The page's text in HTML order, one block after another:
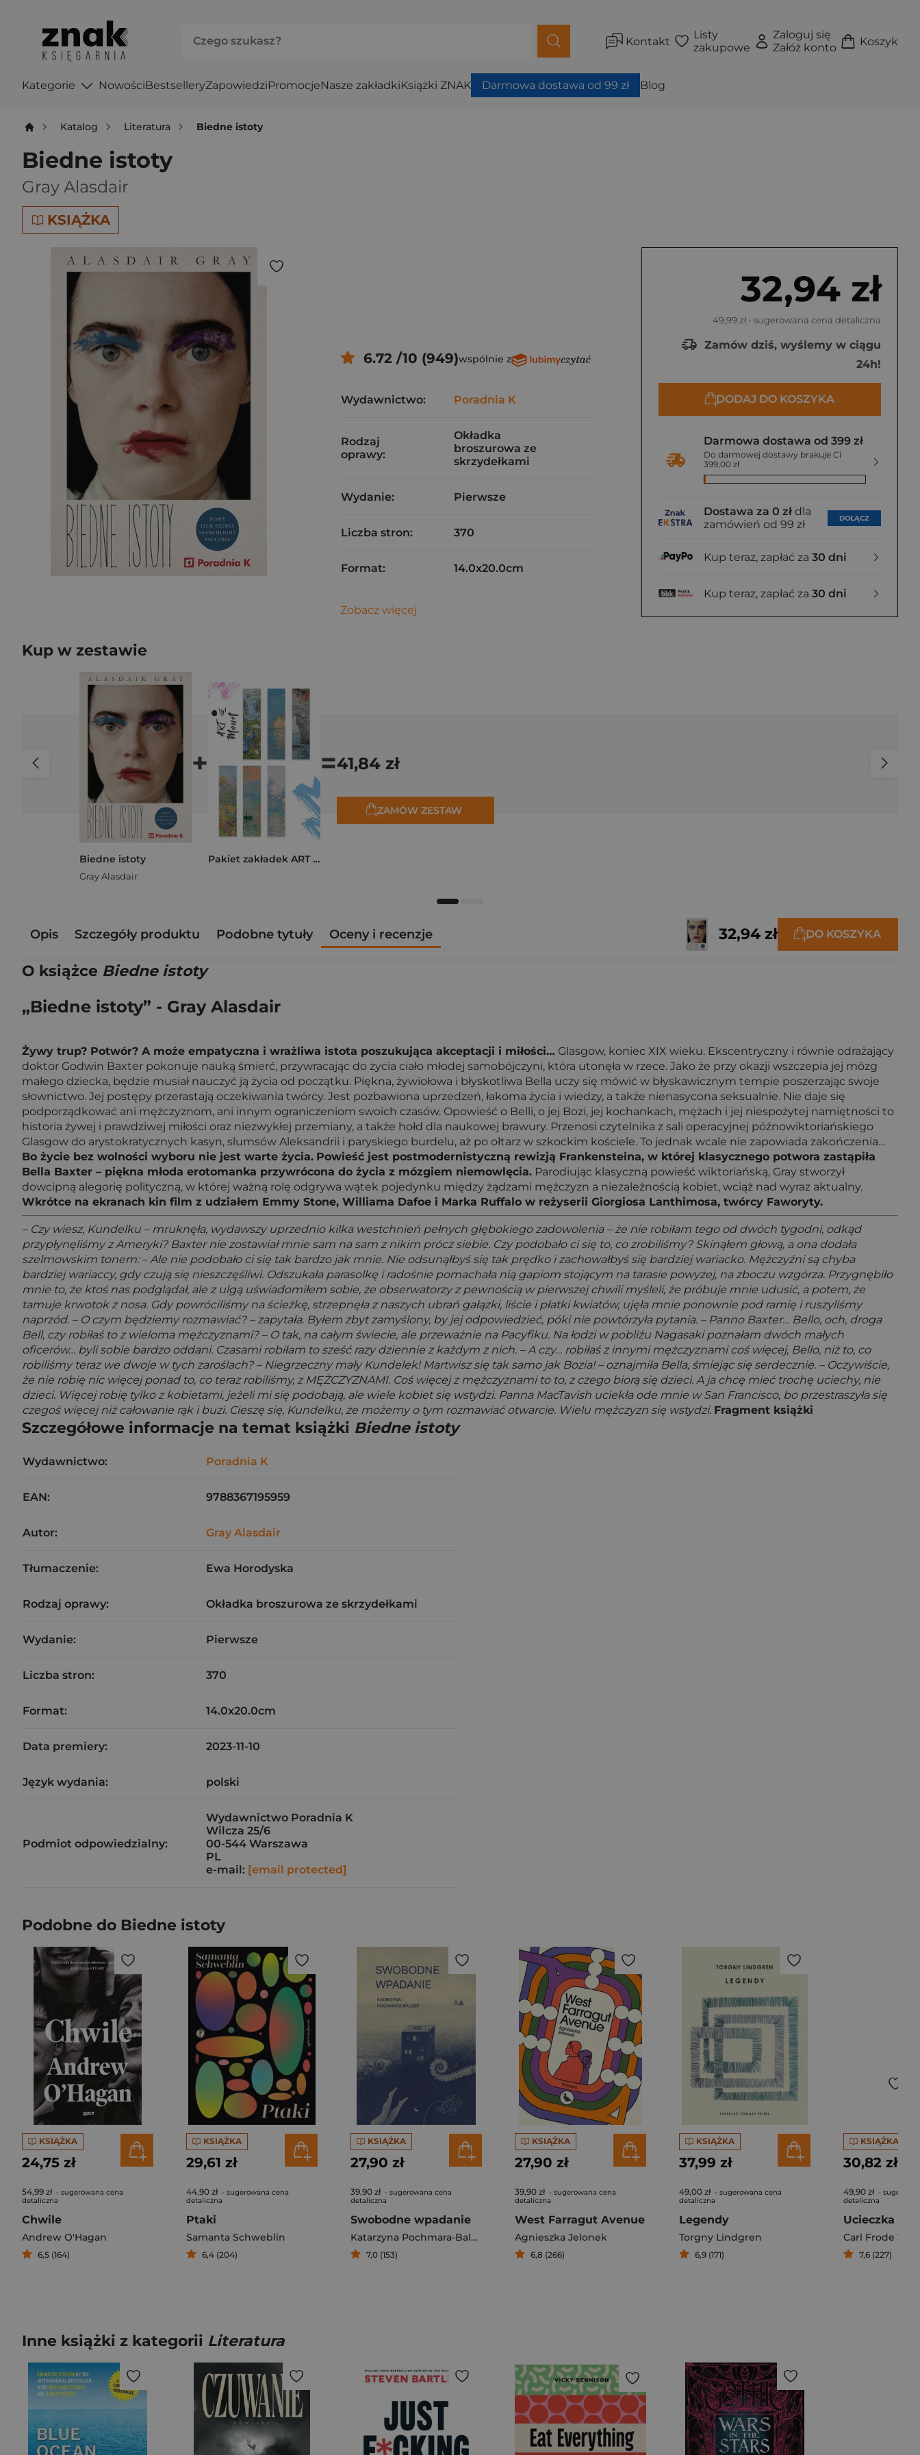
Kontakt
Listy
zakupowe
Zaloguj się
Załóż konto
Koszyk
Kategorie NowościBestselleryZapowiedziPromocjeNasze zakładkiKsiążki ZNAK Darmowa dostawa od 99 zł Blog
Katalog Literatura Biedne istoty
Biedne istoty
Gray Alasdair
KSIĄŻKA
32,94 zł
49,99 zł - sugerowana cena detaliczna
Zamów dziś, wyślemy w ciągu
24h!
DODAJ DO KOSZYKA
Darmowa dostawa od 399 zł
Do darmowej dostawy brakuje Ci
399,00 zł
Dostawa za 0 zł dla
zamówień od 99 zł
DOŁĄCZ
Kup teraz, zapłać za 30 dni
Kup teraz, zapłać za 30 dni
6.72 /10 (949)wspólnie z
Wydawnictwo: Poradnia K
Rodzaj
oprawy:
Okładka
broszurowa ze
skrzydełkami
Wydanie: Pierwsze
Liczba stron: 370
Format: 14.0x20.0cm
Zobacz więcej
Kup w zestawie
Biedne istoty
Gray Alasdair
+
Pakiet zakładek ART Monet
=41,84 zł
ZAMÓW ZESTAW
Opis Szczegóły produktu Podobne tytuły Oceny i recenzje 32,94 zł DO KOSZYKA
O książce Biedne istoty
„Biedne istoty” - Gray Alasdair
Żywy trup? Potwór? A może empatyczna i wrażliwa istota poszukująca akceptacji i miłości… Glasgow, koniec XIX wieku. Ekscentryczny i równie odrażający
doktor Godwin Baxter pokonuje nauką śmierć, przywracając do życia ciało młodej samobójczyni, która utonęła w rzece. Jako że przy okazji wszczepia jej mózg
małego dziecka, będzie musiał nauczyć ją życia od początku. Piękna, żywiołowa i błyskotliwa Bella uczy się mówić w błyskawicznym tempie poszerzając swoje
słownictwo. Jej postępy przerastają oczekiwania twórcy. Jest pozbawiona uprzedzeń, łakoma życia i wiedzy, a także nienasycona seksualnie. Nie daje się
podporządkować ani mężczyznom, ani innym ograniczeniom swoich czasów. Opowieść o Belli, o jej Bozi, jej kochankach, mężach i jej niespożytej namiętności to
historia żywej i prawdziwej miłości oraz niezwykłej przemiany, a także hołd dla naukowej brawury. Przenosi czytelnika z sali operacyjnej późnowiktoriańskiego
Glasgow do arystokratycznych kasyn, slumsów Aleksandrii i paryskiego burdelu, aż po ołtarz w szkockim kościele. To jednak wcale nie zapowiada zakończenia…
Bo życie bez wolności wyboru nie jest warte życia. Powieść jest postmodernistyczną rewizją Frankensteina, w której klasycznego potwora zastąpiła
Bella Baxter – piękna młoda erotomanka przywrócona do życia z mózgiem niemowlęcia. Parodiując klasyczną powieść wiktoriańską, Gray stworzył
dowcipną alegorię polityczną, w której ważną rolę odgrywa wątek pojedynku między żądzami mężczyzn a niezależnością kobiet, wciąż nad wyraz aktualny.
Wkrótce na ekranach kin film z udziałem Emmy Stone, Williama Dafoe i Marka Ruffalo w reżyserii Giorgiosa Lanthimosa, twórcy Faworyty.
– Czy wiesz, Kundelku – mruknęła, wydawszy uprzednio kilka westchnień pełnych głębokiego zadowolenia – że nie robiłam tego od dwóch tygodni, odkąd
przypłynęliśmy z Ameryki? Baxter nie zostawiał mnie sam na sam z nikim prócz siebie. Czy podobało ci się to, co zrobiliśmy? Skinąłem głową, a ona dodała
szelmowskim tonem: – Ale nie podobało ci się tak bardzo jak mnie. Nie odsunąłbyś się tak prędko i zachowałbyś się bardziej wariacko. Mężczyźni są chyba
bardziej wariaccy, gdy czują się nieszczęśliwi. Odszukała parasolkę i radośnie pomachała nią gapiom stojącym na tarasie powyżej, na zboczu wzgórza. Przygnębiło
mnie to, że ktoś nas podglądał, ale z ulgą uświadomiłem sobie, że obserwatorzy z pewnością w pierwszej chwili myśleli, że próbuje mnie udusić, a potem, że
tamuje krwotok z nosa. Gdy powróciliśmy na ścieżkę, strzepnęła z naszych ubrań gałązki, liście i płatki kwiatów, ujęła mnie ponownie pod ramię i ruszyliśmy
naprzód. – O czym będziemy rozmawiać? – zapytała. Byłem zbyt zamyślony, by jej odpowiedzieć, póki nie powtórzyła pytania. – Panno Baxter… Bello, och, droga
Bell, czy robiłaś to z wieloma mężczyznami? – O tak, na całym świecie, ale przeważnie na Pacyfiku. Na łodzi w pobliżu Nagasaki poznałam dwóch małych
oficerów… byli sobie bardzo oddani. Czasami robiłam to sześć razy dziennie z każdym z nich. – A czy… robiłaś z innymi mężczyznami coś więcej, Bello, niż to, co
robiliśmy teraz we dwoje w tych zaroślach? – Niegrzeczny mały Kundelek! Martwisz się tak samo jak Bozia! – oznajmiła Bella, śmiejąc się serdecznie. – Oczywiście,
że nie robię nic więcej ponad to, co teraz robiliśmy, z MĘŻCZYZNAMI. Coś więcej z mężczyznami to to, z czego biorą się dzieci. A ja chcę mieć trochę uciechy, nie
dzieci. Więcej robię tylko z kobietami, jeżeli mi się podobają, ale wiele kobiet się wstydzi. Panna MacTavish uciekła ode mnie w San Francisco, bo przestraszyła się
czegoś więcej niż całowanie rąk i buzi. Cieszę się, Kundelku, że możemy o tym rozmawiać otwarcie. Wielu mężczyzn się wstydzi. Fragment książki
Szczegółowe informacje na temat książki Biedne istoty
Wydawnictwo: Poradnia K
EAN: 9788367195959
Autor: Gray Alasdair
Tłumaczenie: Ewa Horodyska
Rodzaj oprawy: Okładka broszurowa ze skrzydełkami
Wydanie: Pierwsze
Liczba stron: 370
Format: 14.0x20.0cm
Data premiery: 2023-11-10
Język wydania: polski
Podmiot odpowiedzialny:
Wydawnictwo Poradnia K
Wilcza 25/6
00-544 Warszawa
PL
e-mail: [email protected]
Podobne do Biedne istoty
KSIĄŻKA
24,75 zł
54,99 zł - sugerowana cena
detaliczna
Chwile
Andrew O'Hagan
6,5 (164)
KSIĄŻKA
29,61 zł
44,90 zł - sugerowana cena
detaliczna
Ptaki
Samanta Schweblin
6,4 (204)
KSIĄŻKA
27,90 zł
39,90 zł - sugerowana cena
detaliczna
Swobodne wpadanie
Katarzyna Pochmara-Balcer
7,0 (153)
KSIĄŻKA
27,90 zł
39,90 zł - sugerowana cena
detaliczna
West Farragut Avenue
Agnieszka Jelonek
6,8 (266)
KSIĄŻKA
37,99 zł
49,00 zł - sugerowana cena
detaliczna
Legendy
Torgny Lindgren
6,9 (171)
KSIĄŻKA
30,82 zł
49,90 zł -
detaliczna
Ucieczka
Carl Frode
7,6 (227)
Inne książki z kategorii Literatura